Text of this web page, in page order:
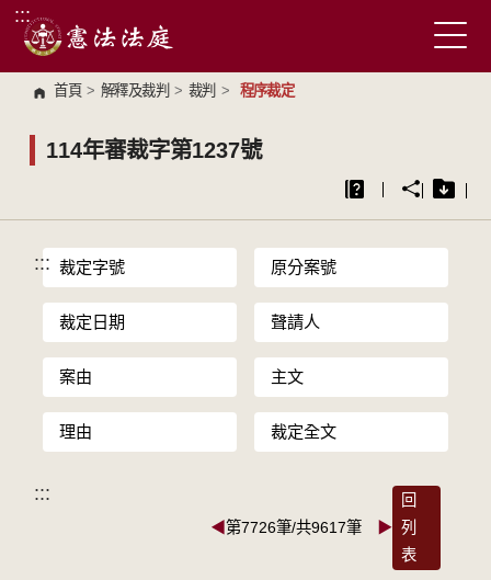
跳到主要內容區塊
:::
首頁 > 解釋及裁判 > 裁判 > 程序裁定
114年審裁字第1237號
::: 裁定字號 原分案號
裁定日期 聲請人
案由 主文
理由 裁定全文
:::
◀第7726筆/共9617筆 ▶
回
列
表